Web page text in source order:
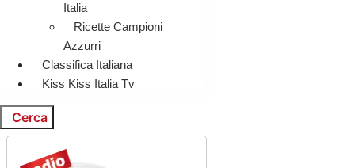
Italia
Ricette Campioni
Azzurri
Classifica Italiana
Kiss Kiss Italia Tv
Cerca